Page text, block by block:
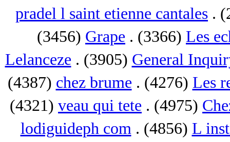
pradel l saint etienne cantales .
(3456) Grape . (3366) Les
Lelanceze . (3905) General
(4387) chez brume . (4276) Les
(4321) veau qui tete . (4975)
lodiguideph com. (4856) L